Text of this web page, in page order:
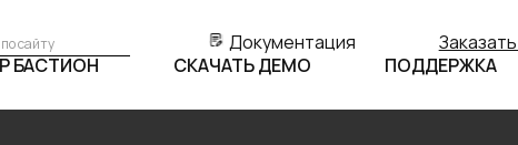
Документация
БАСТИОН
СКАЧАТЬ ДЕМО ПОДДЕРЖКА